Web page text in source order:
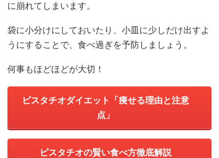
に崩れてしまいます。
袋に小分けにしておいたり、小皿に少しだけ出すよ
うにすることで、食べ過ぎを予防しましょう。
何事もほどほどが大切！
ピスタチオダイエット「痩せる理由と注意
点」
ピスタチオの賢い食べ方徹底解説